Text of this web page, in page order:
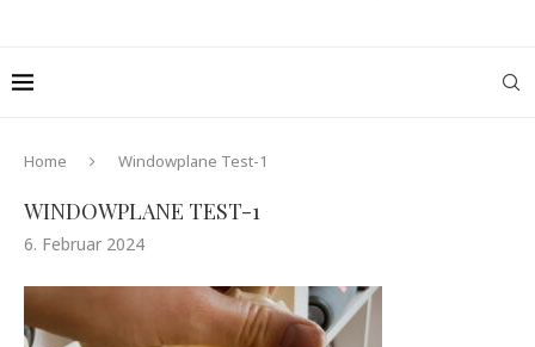
Home Windowplane Test-1
WINDOWPLANE TEST-1
6. Februar 2024